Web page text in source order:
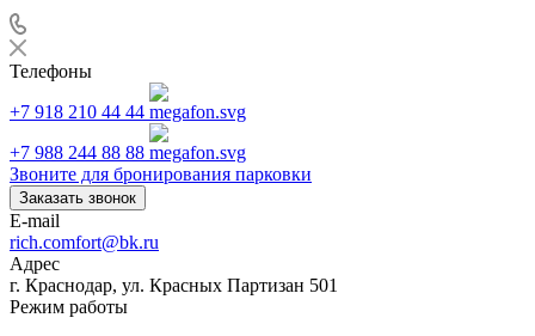
Телефоны
+7 918 210 44 44
+7 988 244 88 88
Звоните для бронирования парковки
Заказать звонок
E-mail
rich.comfort@bk.ru
Адрес
г. Краснодар, ул. Красных Партизан 501
Режим работы